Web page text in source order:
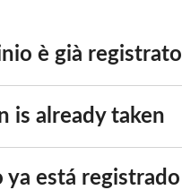
è già registrato
is already taken
ya está registrado